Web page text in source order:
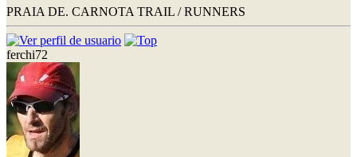
PRAIA DE. CARNOTA TRAIL / RUNNERS
ferchi72